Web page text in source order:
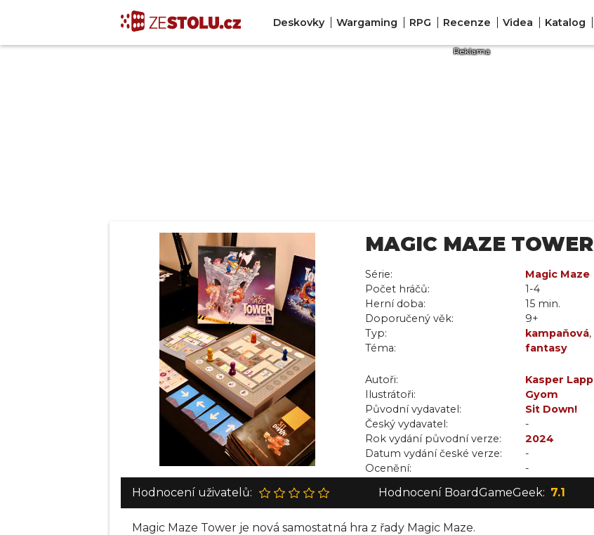
Deskovky Wargaming RPG Recenze Videa Katalog
MAGIC MAZE TOWER
Série:
Magic Maze
Počet hráčů:
1-4
Herní doba:
15 min.
Doporučený věk:
9+
Typ:
kampaňová,
Téma:
fantasy
Autoři:
Kasper Lapp
Ilustrátoři:
Gyom
Původní vydavatel:
Sit Down!
Český vydavatel:
-
Rok vydání původní verze:
2024
Datum vydání české verze:
-
Ocenění:
-
Hodnocení uživatelů: Hodnocení BoardGameGeek: 7.1
Magic Maze Tower je nová samostatná hra z řady Magic Maze.